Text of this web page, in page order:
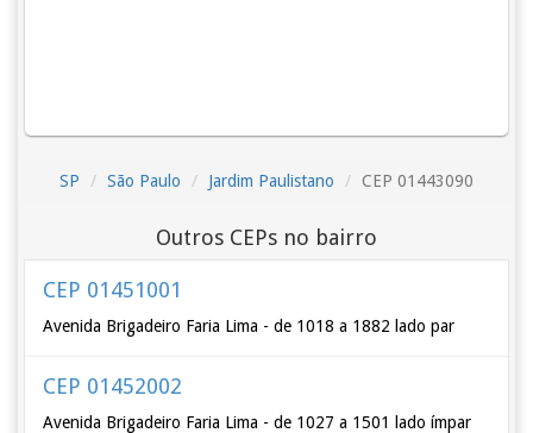
SP São Paulo Jardim Paulistano CEP 01443090
Outros CEPs no bairro
CEP 01451001
Avenida Brigadeiro Faria Lima - de 1018 a 1882 lado par
CEP 01452002
Avenida Brigadeiro Faria Lima - de 1027 a 1501 lado ímpar